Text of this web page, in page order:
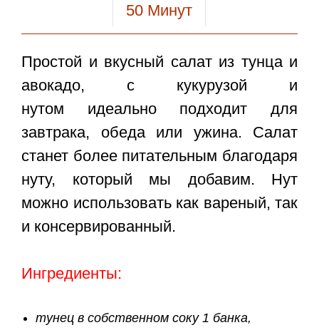
50 Минут
Простой и вкусный салат из тунца и
авокадо, с кукурузой и
нутом идеально подходит для
завтрака, обеда или ужина. Салат
станет более питательным благодаря
нуту, который мы добавим. Нут
можно использовать как вареный, так
и консервированный.
Ингредиенты:
тунец в собственном соку 1 банка,